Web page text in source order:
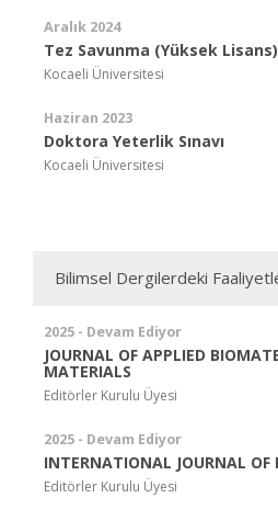
Aralık 2024
Tez Savunma (Yüksek Lisans)
Kocaeli Üniversitesi
Haziran 2023
Doktora Yeterlik Sınavı
Kocaeli Üniversitesi
Bilimsel Dergilerdeki
2025 - Devam Ediyor
JOURNAL OF APPLIED
MATERIALS
Editörler Kurulu Üyesi
2025 - Devam Ediyor
INTERNATIONAL JOURNAL OF
Editörler Kurulu Üyesi